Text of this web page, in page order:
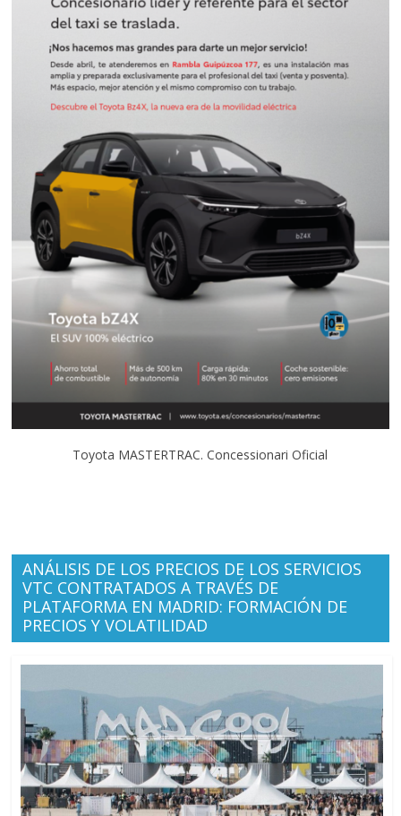
Toyota MASTERTRAC. Concessionari Oficial
ANÁLISIS DE LOS PRECIOS DE LOS SERVICIOS
VTC CONTRATADOS A TRAVÉS DE
PLATAFORMA EN MADRID: FORMACIÓN DE
PRECIOS Y VOLATILIDAD